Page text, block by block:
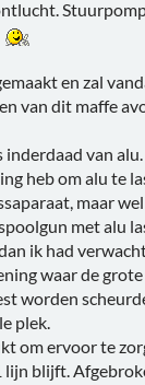
worden
plek.
lijn blijft.
maar met
was wel dergelijk
Als je er
een defect die
Ik heb nog
wel een
grondig na te
los
valt met het
eruit kun je de
de leidingen van